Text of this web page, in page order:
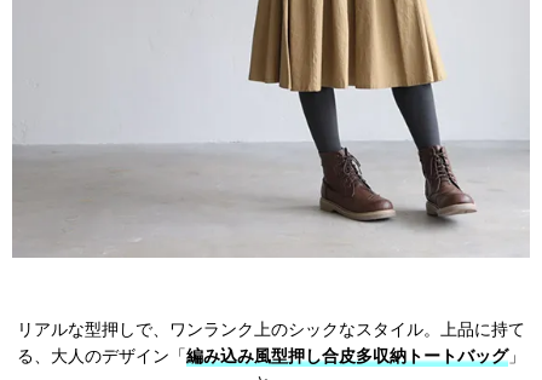
リアルな型押しで、ワンランク上のシックなスタイル。上品に持て
る、大人のデザイン「 編み込み風型押し合皮多収納トートバッグ 」